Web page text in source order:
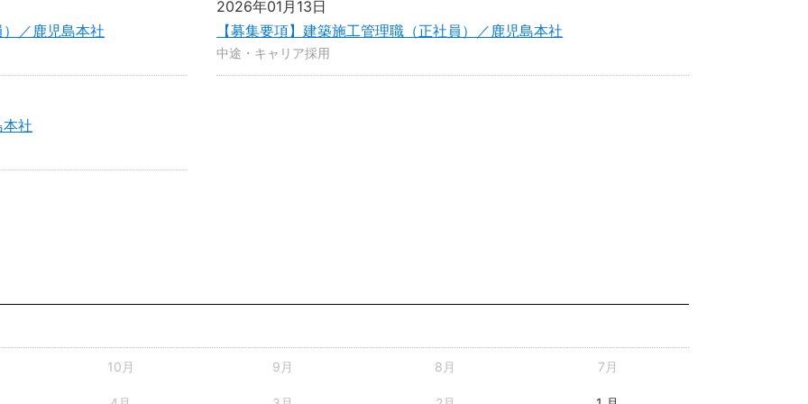
／鹿児島本社 【募集要項】建築施工管理職（正社員）／鹿児島本社
2026年01月13日
中途・キャリア採用
社
10月 9月 8月 7月